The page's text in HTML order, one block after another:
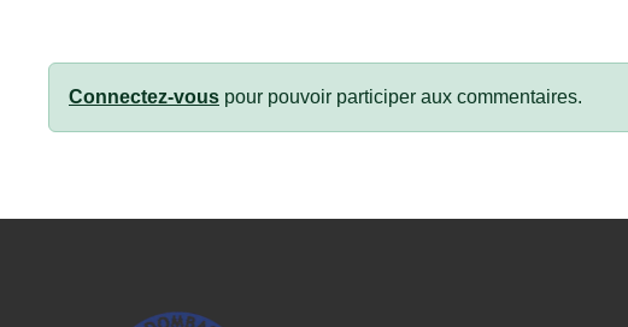
Connectez-vous pour pouvoir participer aux commentaires.